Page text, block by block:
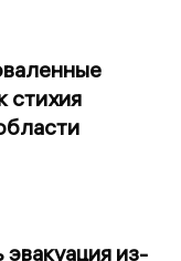
стихия
из-